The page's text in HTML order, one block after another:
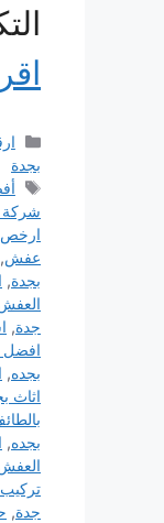
بجدة
شركة
عفش,
بجدة,
جدة,
افضل
بجده,
اثاث
بجده,
جدة,